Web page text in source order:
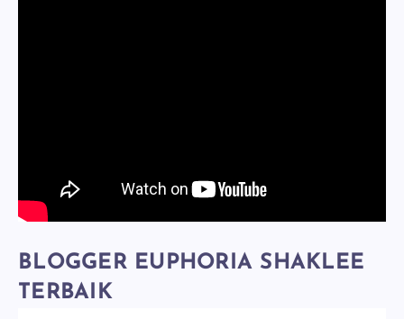
BLOGGER EUPHORIA SHAKLEE
TERBAIK